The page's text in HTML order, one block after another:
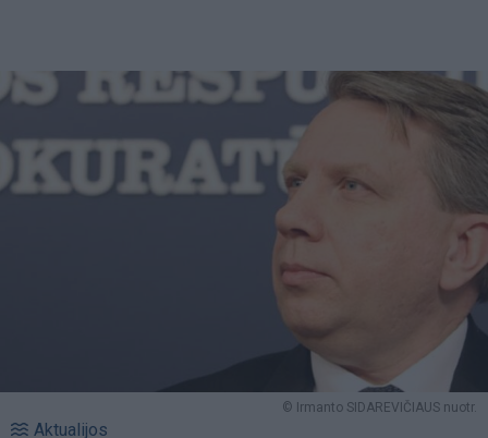
© Irmanto SIDAREVIČIAUS nuotr.
Aktualijos